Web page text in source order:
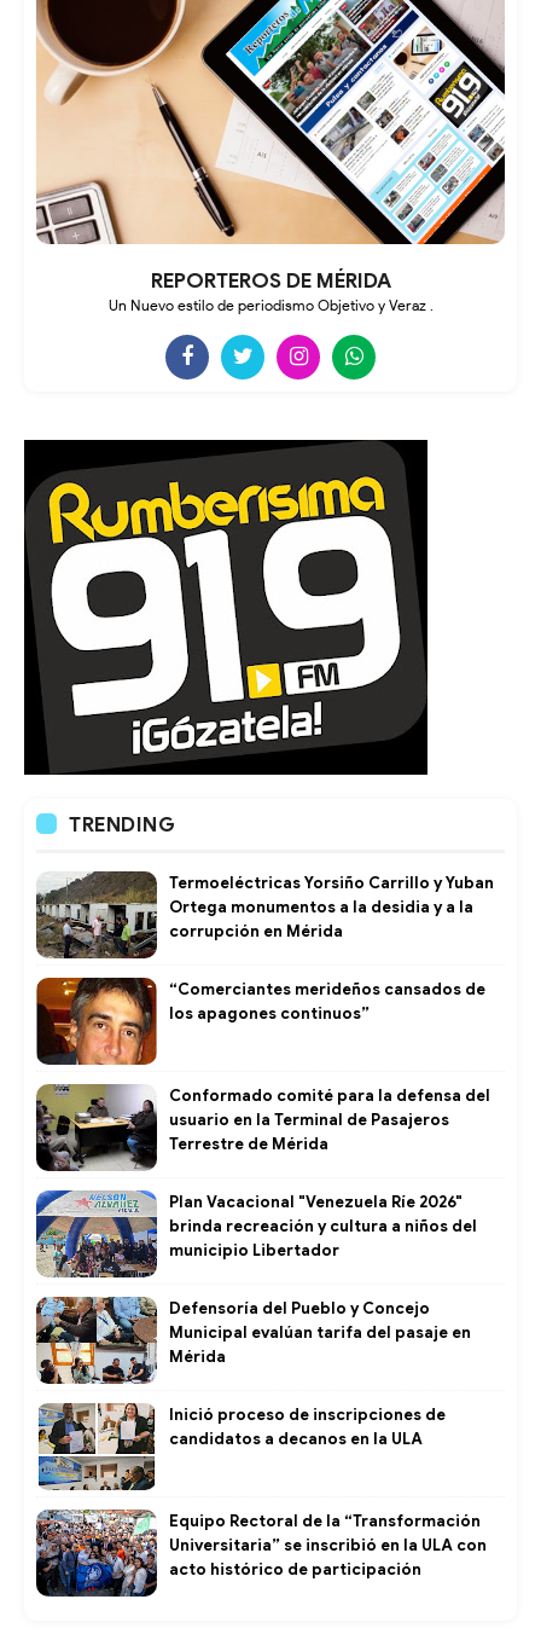
REPORTEROS DE MÉRIDA
Un Nuevo estilo de periodismo Objetivo y Veraz .
TRENDING
Termoeléctricas Yorsiño Carrillo y Yuban
Ortega monumentos a la desidia y a la
corrupción en Mérida
“Comerciantes merideños cansados de
los apagones continuos”
Conformado comité para la defensa del
usuario en la Terminal de Pasajeros
Terrestre de Mérida
Plan Vacacional "Venezuela Ríe 2026"
brinda recreación y cultura a niños del
municipio Libertador
Defensoría del Pueblo y Concejo
Municipal evalúan tarifa del pasaje en
Mérida
Inició proceso de inscripciones de
candidatos a decanos en la ULA
Equipo Rectoral de la “Transformación
Universitaria” se inscribió en la ULA con
acto histórico de participación